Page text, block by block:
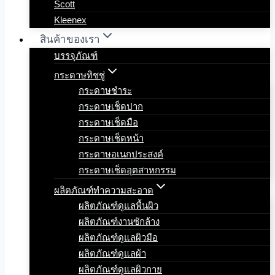
Scott
Kleenex
สินค้าของเรา
บรรจุภัณฑ์
กระดาษทิชชู่
กระดาษชำระ
กระดาษเช็ดปาก
กระดาษเช็ดมือ
กระดาษเช็ดหน้า
กระดาษอเนกประสงค์
กระดาษเช็ดอุตสาหกรรม
ผลิตภัณฑ์ทำความสะอาด
ผลิตภัณฑ์ดูแลพื้นผิว
ผลิตภัณฑ์งานซักล้าง
ผลิตภัณฑ์ดูแลผิวมือ
ผลิตภัณฑ์ดูแลผ้า
ผลิตภัณฑ์ดูแลผิวกาย